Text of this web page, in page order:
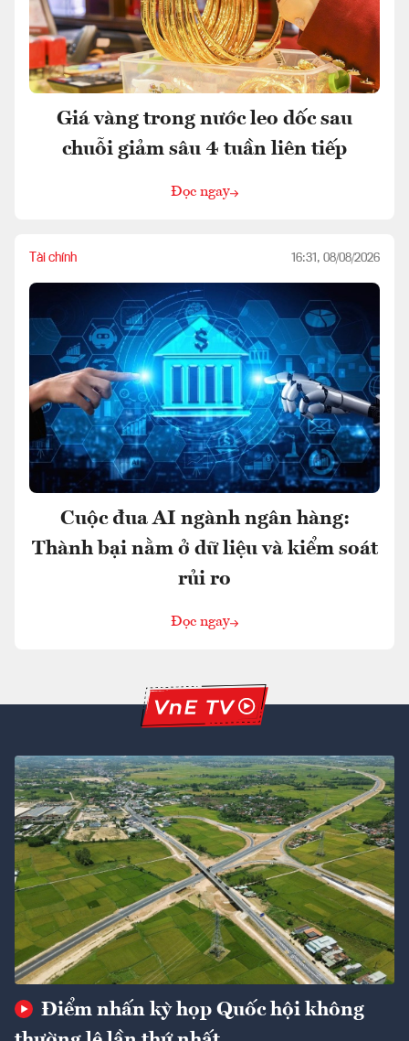
Giá vàng trong nước leo dốc sau
chuỗi giảm sâu 4 tuần liên tiếp
Đọc ngay
Tài chính 16:31, 08/08/2026
Cuộc đua AI ngành ngân hàng:
Thành bại nằm ở dữ liệu và kiểm soát
rủi ro
Đọc ngay
Điểm nhấn kỳ họp Quốc hội không